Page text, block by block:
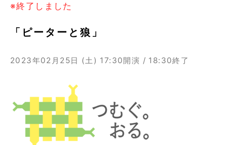
※終了しました
「ピーターと狼」
2023年02月25日 (土) 17:30開演 / 18:30終了